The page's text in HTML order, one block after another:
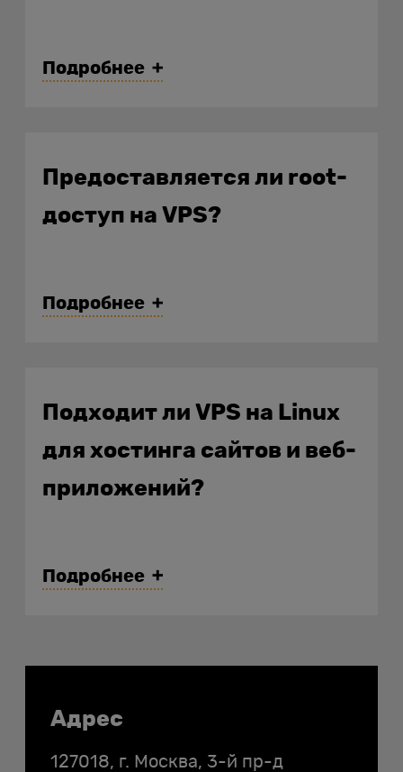
Подробнее
Предоставляется ли root-
доступ на VPS?
Подробнее
Подходит ли VPS на Linux
для хостинга сайтов и веб-
приложений?
Подробнее
Контакты
Адрес
127018, г. Москва, 3-й пр-д